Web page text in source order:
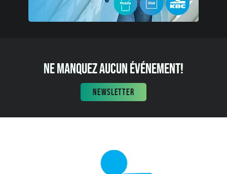
NE MANQUEZ AUCUN ÉVÉNEMENT!
NEWSLETTER